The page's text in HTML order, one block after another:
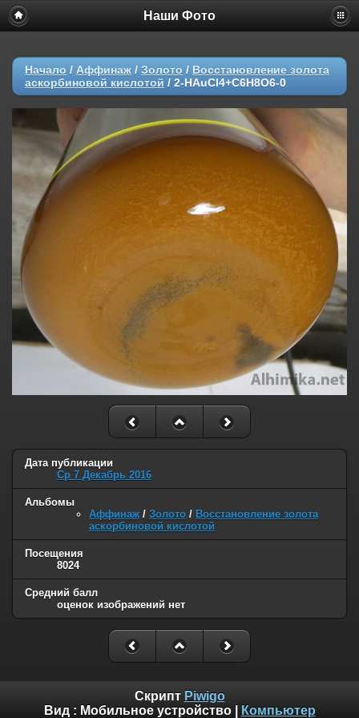
Наши Фото
Начало / Аффинаж / Золото / Восстановление золота
аскорбиновой кислотой / 2-HAuCl4+C6H8O6-0
Дата публикации
Ср 7 Декабрь 2016
Альбомы
Аффинаж / Золото / Восстановление золота
аскорбиновой кислотой
Посещения
8024
Средний балл
оценок изображений нет
Скрипт Piwigo
Вид : Мобильное устройство| Компьютер